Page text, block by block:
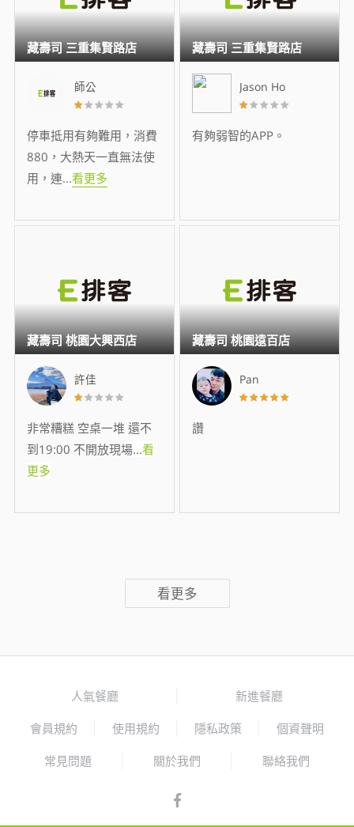
師公
停車抵用有夠難用，消費
880，大熱天一直無法使
用，連...看更多
藏壽司 三重集賢路店
Jason Ho
有夠弱智的APP。
藏壽司 三重集賢路店
許佳
非常糟糕 空桌一堆 還不
到19:00 不開放現場...看
更多
藏壽司 桃園大興西店
Pan
讚
藏壽司 桃園遠百店
看更多
人氣餐廳 新進餐廳
會員規約 使用規約 隱私政策 個資聲明
常見問題 關於我們 聯絡我們